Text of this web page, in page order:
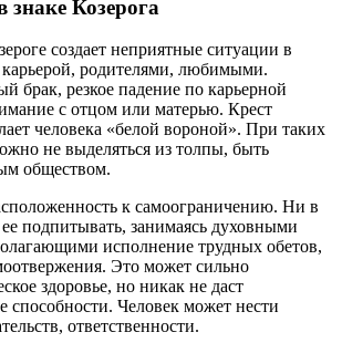
Козерога
создает неприятные ситуации в
карьерой, родителями, любимыми.
брак, резкое падение по карьерной
с отцом или матерью. Крест
человека «белой вороной». При таких
не выделяться из толпы, быть
обществом.
к самоограничению. Ни в
ее подпитывать, занимаясь духовными
исполнение трудных обетов,
Это может сильно
здоровье, но никак не даст
способности. Человек может нести
ответственности.